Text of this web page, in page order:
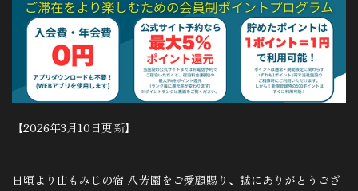
【2026年3月10日更新】
日頃より山もみじの宿 八芳園をご愛顧賜り、誠にありがとうござ